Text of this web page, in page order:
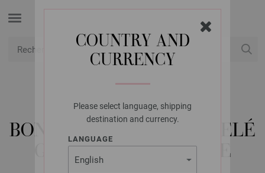
COUNTRY AND
CURRENCY
Please select language, shipping
destination and currency.
LANGUAGE
LANA GROSSA
BONNET EN MOTIF CÔTELÉ
GOMITOLO VERSIONE